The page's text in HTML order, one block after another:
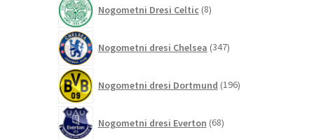
Nogometni Dresi Celtic 8izdelkov
Nogometni dresi Chelsea 347izdelkov
Nogometni dresi Dortmund 196izdelkov
Nogometni dresi Everton 68izdelkov